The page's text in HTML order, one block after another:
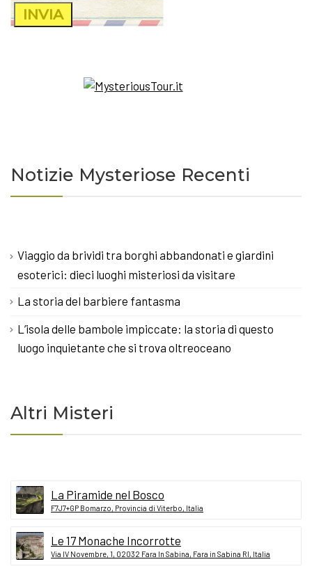
Notizie Mysteriose Recenti
Viaggio da brividi tra borghi abbandonati e giardini
esoterici: dieci luoghi misteriosi da visitare
La storia del barbiere fantasma
L’isola delle bambole impiccate: la storia di questo
luogo inquietante che si trova oltreoceano
Altri Misteri
La Piramide nel Bosco
F7J7+GP Bomarzo, Provincia di Viterbo, Italia
Le 17 Monache Incorrotte
Via IV Novembre, 1, 02032 Fara In Sabina, Fara in Sabina RI, Italia